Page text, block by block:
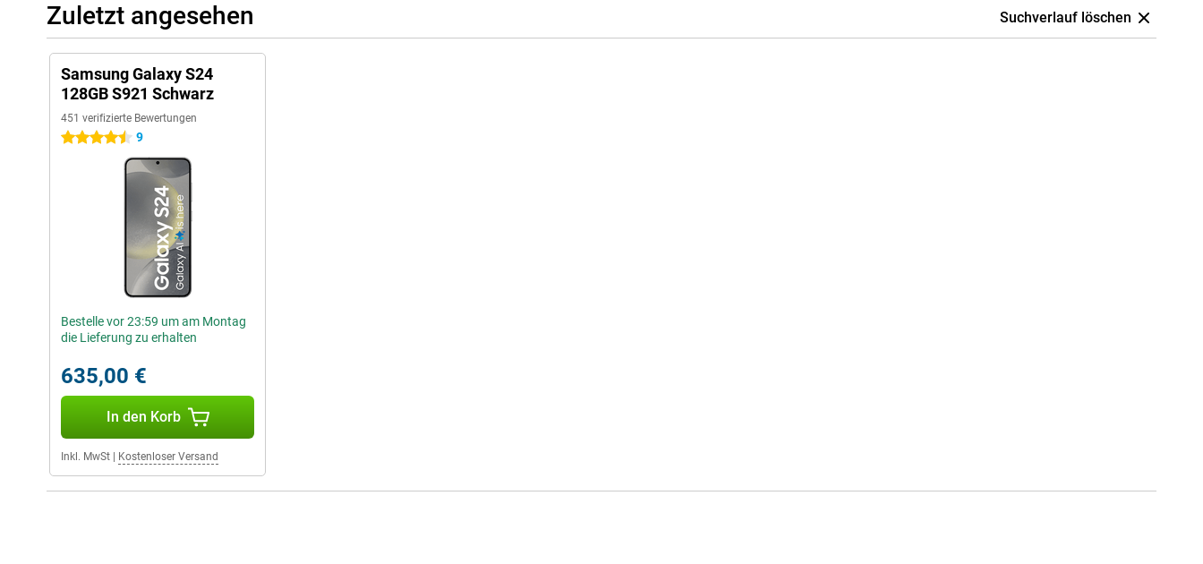
Zuletzt angesehen Suchverlauf löschen
Samsung Galaxy S24
128GB S921 Schwarz
451 verifizierte Bewertungen
4.5 Sterne 9
Bestelle vor 23:59 um am Montag
die Lieferung zu erhalten
635,00 €
In den Korb
Inkl. MwSt Kostenloser Versand